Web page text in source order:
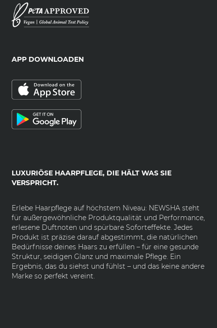
LUXURIÖSE HAARPFLEGE, DIE HÄLT WAS SIE
VERSPRICHT.
Erlebe Haarpflege auf höchstem Niveau: NEWSHA steht
für außergewöhnliche Produktqualität und Performance,
erlesene Duftnoten und spürbare Soforteffekte. Jedes
Produkt ist präzise darauf abgestimmt, die natürlichen
Bedürfnisse deines Haars zu erfüllen – für eine gesunde
Struktur, seidigen Glanz und maximale Pflege. Ein
Ergebnis, das du siehst und fühlst – und das keine andere
Marke so perfekt vereint.
APP DOWNLOADEN